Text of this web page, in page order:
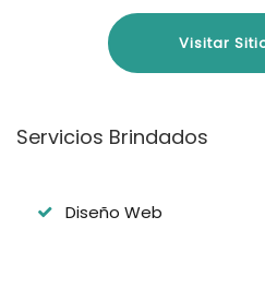
Visitar
Servicios Brindados
Diseño Web